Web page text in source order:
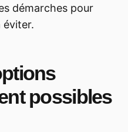
démarches pour
éviter.
possibles